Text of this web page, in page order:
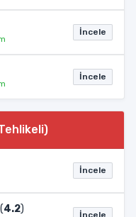
İncele
İncele
İncele
4.2) İncele